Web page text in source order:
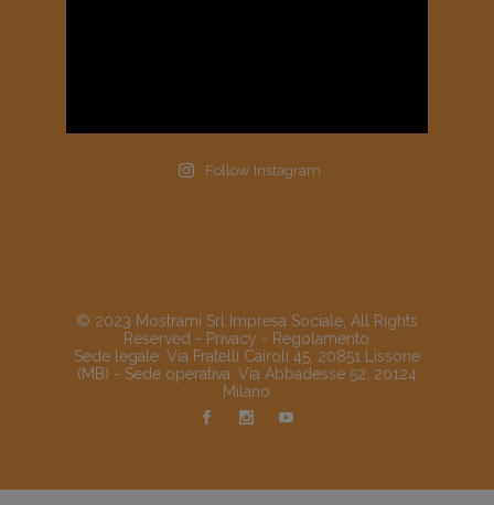
Follow Instagram
© 2023 Mostrami Srl Impresa Sociale, All Rights
Reserved - Privacy - Regolamento
Sede legale: Via Fratelli Cairoli 45, 20851 Lissone
(MB) - Sede operativa: Via Abbadesse 52, 20124
Milano